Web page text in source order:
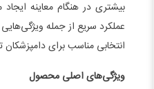
بیشتری در هنگام معاینه
عملکرد سریع از جمله
انتخابی مناسب برای دامپزشکان
ویژگی‌های اصلی محصول